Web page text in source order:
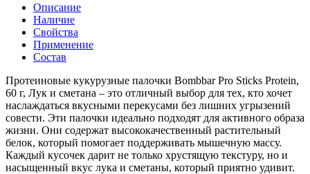
Описание
Наличие
Свойства
Применение
Состав
Протеиновые кукурузные палочки Bombbar Pro Sticks Protein,
60 г, Лук и сметана – это отличный выбор для тех, кто хочет
наслаждаться вкусными перекусами без лишних угрызений
совести. Эти палочки идеально подходят для активного образа
жизни. Они содержат высококачественный растительный
белок, который помогает поддерживать мышечную массу.
Каждый кусочек дарит не только хрустящую текстуру, но и
насыщенный вкус лука и сметаны, который приятно удивит.